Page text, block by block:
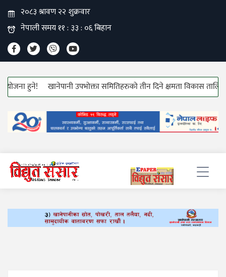
हुने! खानेपानी उपभोक्ता समितिहरुको तीन दिने क्षमता विकास तालिम सुरु!